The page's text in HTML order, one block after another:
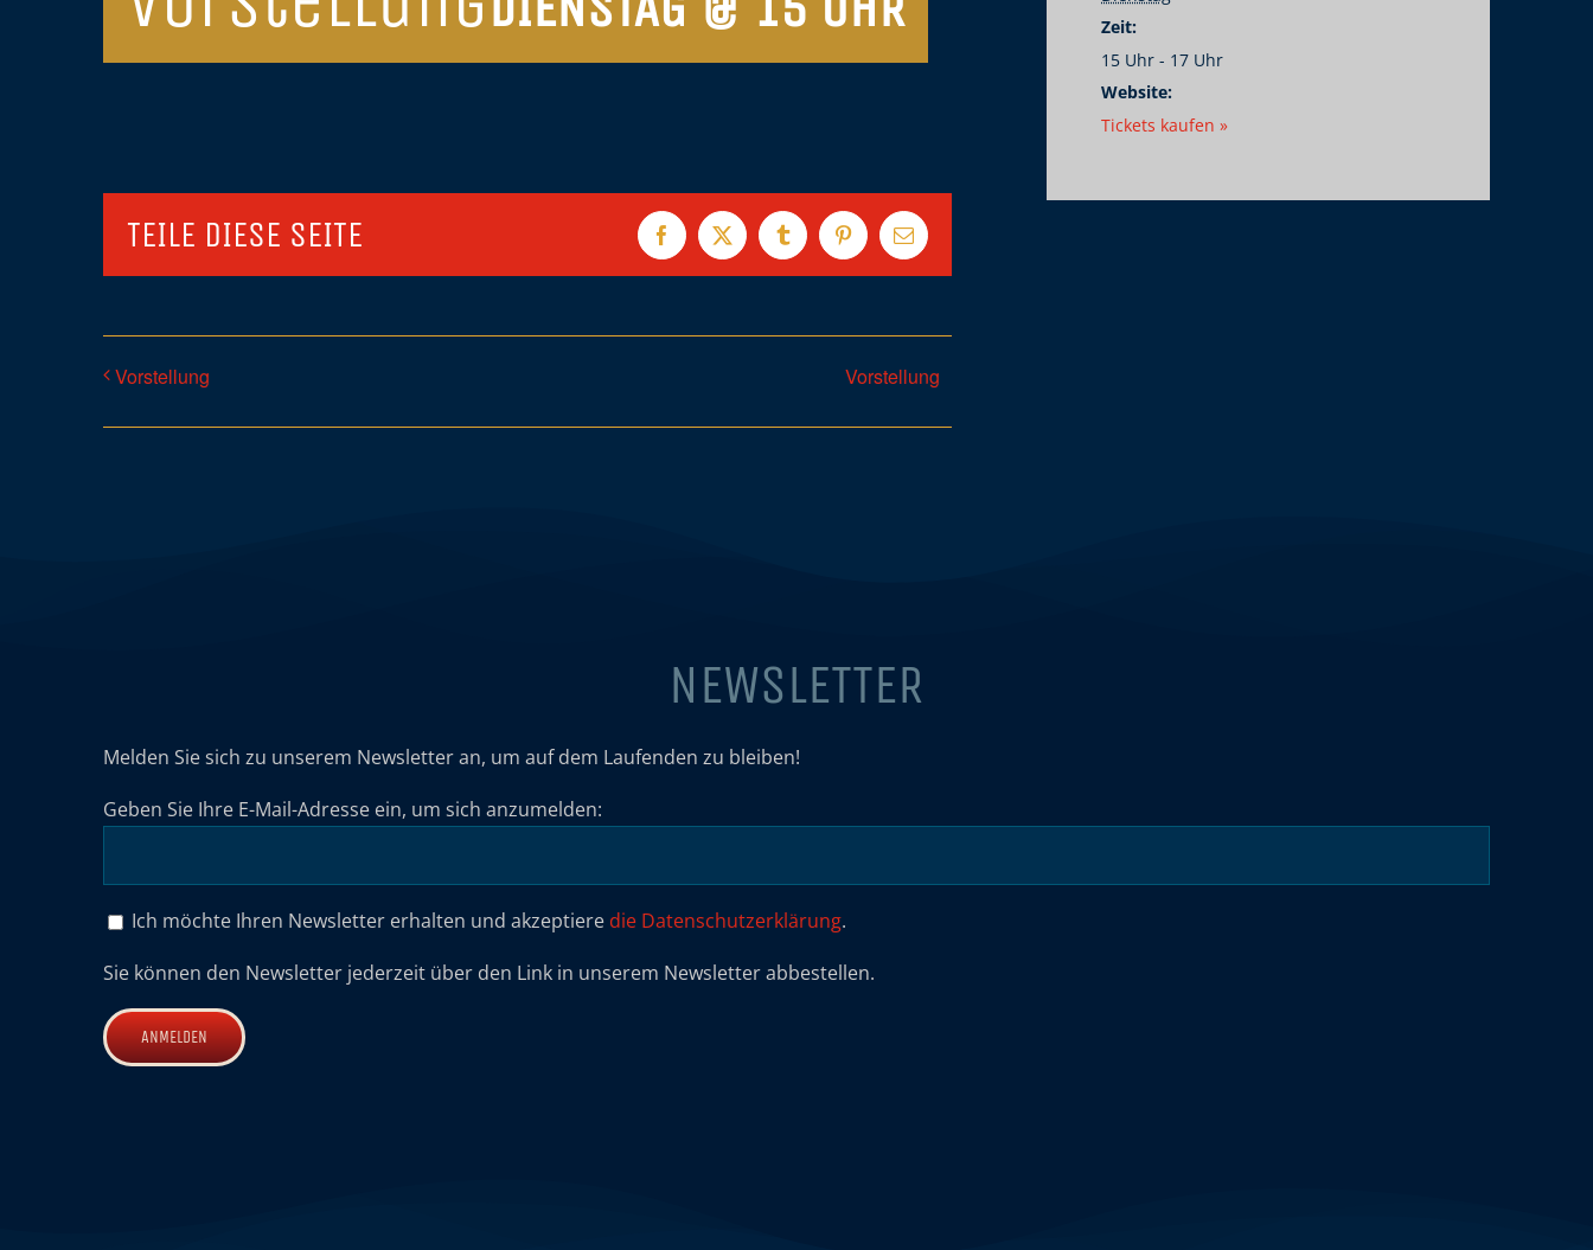
TEILE DIESE SEITE Facebook
X TumblrPinterest
E-
Mail
Vorstellung Vorstellung
Zeit:
15 Uhr - 17 Uhr
Website:
Tickets kaufen »
NEWSLETTER
Melden Sie sich zu unserem Newsletter an, um auf dem Laufenden zu bleiben!
Geben Sie Ihre E-Mail-Adresse ein, um sich anzumelden:
Ich möchte Ihren Newsletter erhalten und akzeptiere die Datenschutzerklärung.
Sie können den Newsletter jederzeit über den Link in unserem Newsletter abbestellen.